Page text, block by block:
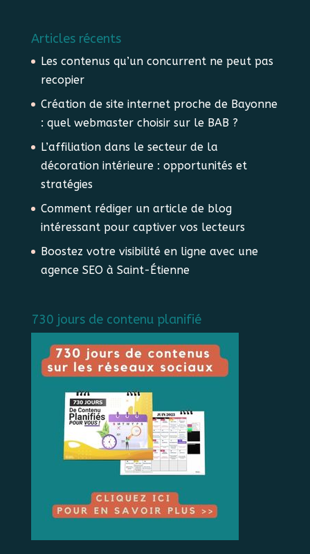
Articles récents
Les contenus qu’un concurrent ne peut pas
recopier
Création de site internet proche de Bayonne
: quel webmaster choisir sur le BAB ?
L’affiliation dans le secteur de la
décoration intérieure : opportunités et
stratégies
Comment rédiger un article de blog
intéressant pour captiver vos lecteurs
Boostez votre visibilité en ligne avec une
agence SEO à Saint-Étienne
730 jours de contenu planifié